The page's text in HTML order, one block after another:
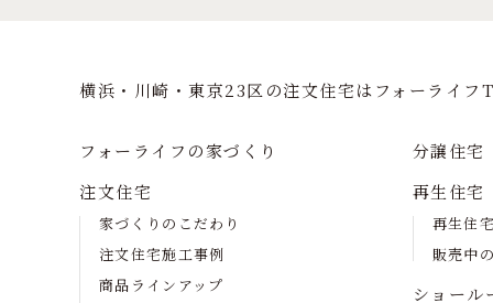
横浜・川崎・東京23区の注⽂住宅はフォーライフ
フォーライフの家づくり
注文住宅
家づくりのこだわり
注文住宅施工事例
商品ラインアップ
分譲住宅
再生住宅
再生住
販売中
ショール